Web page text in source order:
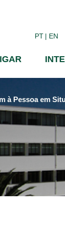
PT EN
à Pessoa em